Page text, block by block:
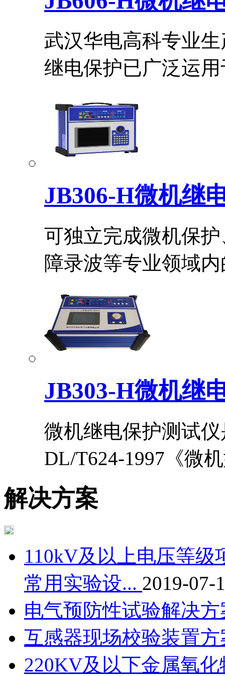
武汉华电高科专业
继电保护已广泛运用
JB306-H微机继
可独立完成微机保
障录波等专业领域内
JB303-H微机继
微机继电保护测试
DL/T624-1997《微
解决方案
110kV及以上电压等
常用实验设... 2019-07-
电气预防性试验解决
互感器现场校验装置
220KV及以下金属氧